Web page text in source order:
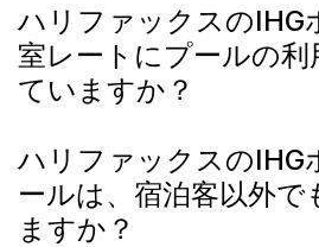
ハリファックスのIHG
室レートにプールの利
ていますか？
ハリファックスのIHG
ールは、宿泊客以外で
ますか？